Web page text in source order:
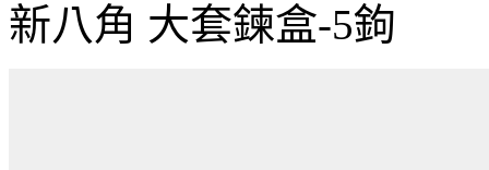
新八角 大套鍊盒-5鉤